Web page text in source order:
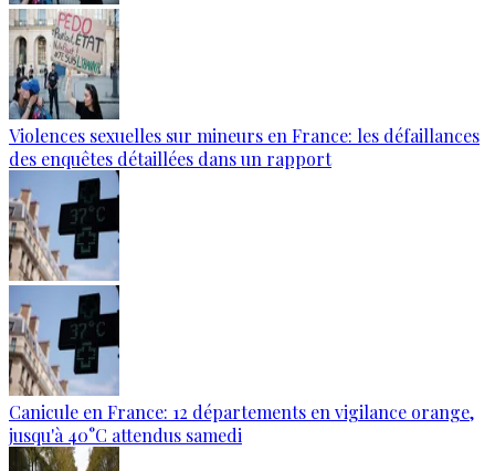
Violences sexuelles sur mineurs en France: les défaillances
des enquêtes détaillées dans un rapport
Canicule en France: 12 départements en vigilance orange,
jusqu'à 40°C attendus samedi